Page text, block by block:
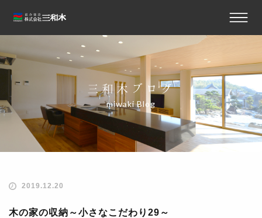
三和木ブログ
miwaki Blog
2019.12.20
木の家の収納～小さなこだわり29～